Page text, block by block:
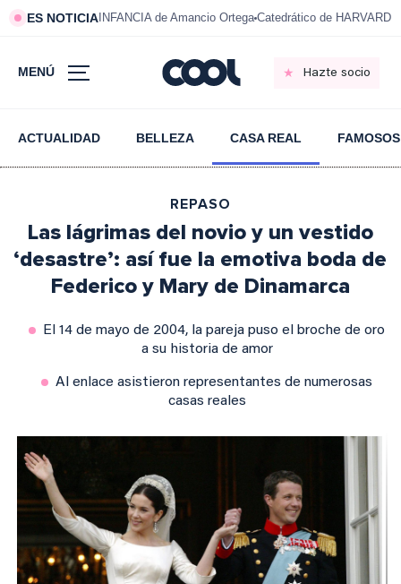
ES NOTICIA INFANCIA de Amancio Ortega Catedrático de HARVARD
MENÚ Hazte socio
ACTUALIDAD BELLEZA CASA REAL FAMOSOS
REPASO
Las lágrimas del novio y un vestido
‘desastre’: así fue la emotiva boda de
Federico y Mary de Dinamarca
El 14 de mayo de 2004, la pareja puso el broche de oro
a su historia de amor
Al enlace asistieron representantes de numerosas
casas reales